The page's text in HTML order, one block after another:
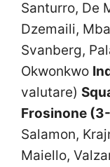
Santurro, De
Dzemaili,
Svanberg,
Okwonkwo
valutare)
Frosinone
Salamon,
Maiello,